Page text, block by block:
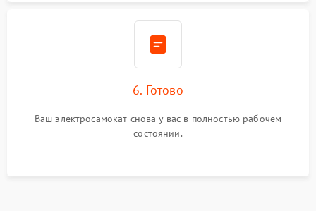
6. Готово
Ваш электросамокат снова у вас в полностью рабочем
состоянии.